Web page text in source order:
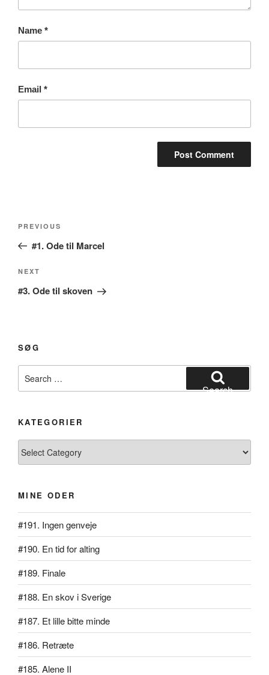
Name *
Email *
Previous
Post
PREVIOUS
#1. Ode til Marcel
Next
Post
NEXT
#3. Ode til skoven
SØG
for:
Search
KATEGORIER
MINE ODER
#191. Ingen genveje
#190. En tid for alting
#189. Finale
#188. En skov i Sverige
#187. Et lille bitte minde
#186. Retræte
#185. Alene II